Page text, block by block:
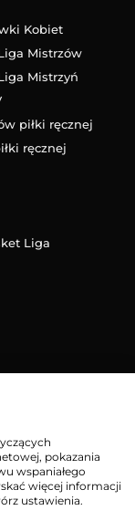
Kobiet
Mistrzów
Mistrzyń
piłki ręcznej
ręcznej
Liga
pokazania
wspaniałego
więcej informacji
ustawienia.